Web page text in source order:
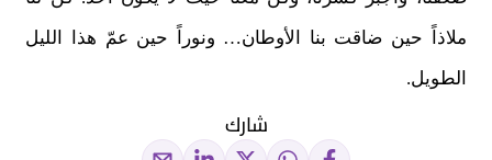
ملاذاً حين ضاقت بنا الأوطان… ونوراً حين عمّ هذا الليل
الطويل.
شارك